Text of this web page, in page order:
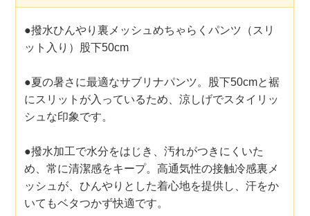
●撥水ひんやり裏メッシュめちゃらくパンツ（スリ
ット入り）股下50cm
●夏の暑さに最適なサブリナパンツ。股下50cmと裾
にスリットが入っているため、涼しげでスタイリッ
シュな印象です。
●撥水加工で水分をはじき、汚れがつきにくいた
め、常に清潔感をキープ。高通気性の接触冷感裏メ
ッシュが、ひんやりとした着心地を提供し、汗をか
いてもベタつかず快適です。